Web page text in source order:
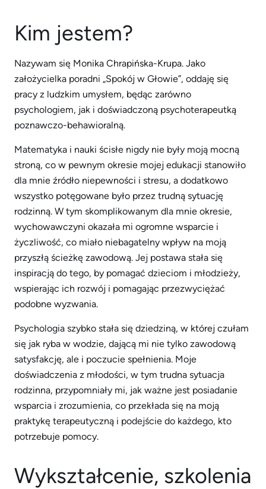
Kim jestem?
Nazywam się Monika Chrapińska-Krupa. Jako
założycielka poradni „Spokój w Głowie”, oddaję się
pracy z ludzkim umysłem, będąc zarówno
psychologiem, jak i doświadczoną psychoterapeutką
poznawczo-behawioralną.
Matematyka i nauki ścisłe nigdy nie były moją mocną
stroną, co w pewnym okresie mojej edukacji stanowiło
dla mnie źródło niepewności i stresu, a dodatkowo
wszystko potęgowane było przez trudną sytuację
rodzinną. W tym skomplikowanym dla mnie okresie,
wychowawczyni okazała mi ogromne wsparcie i
życzliwość, co miało niebagatelny wpływ na moją
przyszłą ścieżkę zawodową. Jej postawa stała się
inspiracją do tego, by pomagać dzieciom i młodzieży,
wspierając ich rozwój i pomagając przezwyciężać
podobne wyzwania.
Psychologia szybko stała się dziedziną, w której czułam
się jak ryba w wodzie, dającą mi nie tylko zawodową
satysfakcję, ale i poczucie spełnienia. Moje
doświadczenia z młodości, w tym trudna sytuacja
rodzinna, przypomniały mi, jak ważne jest posiadanie
wsparcia i zrozumienia, co przekłada się na moją
praktykę terapeutyczną i podejście do każdego, kto
potrzebuje pomocy.
Wykształcenie, szkolenia